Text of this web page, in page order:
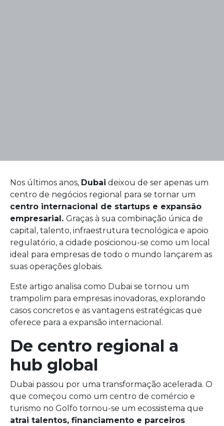
Nos últimos anos, Dubai deixou de ser apenas um
centro de negócios regional para se tornar um
centro internacional de startups e expansão
empresarial. Graças à sua combinação única de
capital, talento, infraestrutura tecnológica e apoio
regulatório, a cidade posicionou-se como um local
ideal para empresas de todo o mundo lançarem as
suas operações globais.
Este artigo analisa como Dubai se tornou um
trampolim para empresas inovadoras, explorando
casos concretos e as vantagens estratégicas que
oferece para a expansão internacional.
De centro regional a
hub global
Dubai passou por uma transformação acelerada. O
que começou como um centro de comércio e
turismo no Golfo tornou-se um ecossistema que
atrai talentos, financiamento e parceiros